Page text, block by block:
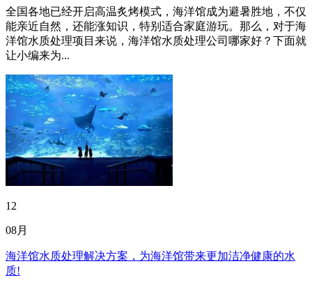
全国各地已经开启高温炙烤模式，海洋馆成为避暑胜地，不仅
能亲近自然，还能涨知识，特别适合家庭游玩。那么，对于海
洋馆水质处理项目来说，海洋馆水质处理公司哪家好？下面就
让小编来为...
12
08月
海洋馆水质处理解决方案，为海洋馆带来更加洁净健康的水
质!